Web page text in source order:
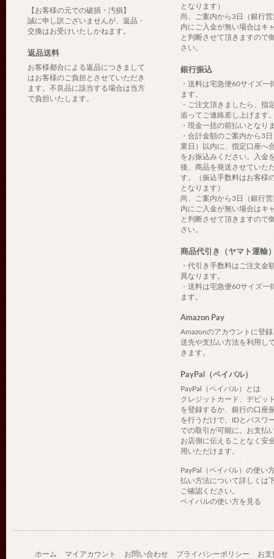
【お客様の元での破損・汚損】
誠に申し訳ございませんが、返品・
交換はお受けいたしかねます。
返品送料
お客様都合による返品につきまして
はお客様のご負担とさせていただき
ます。不良品に該当する場合は当方
で負担いたします。
となります）
尚、ご案内から3日（銀行
内にご入金が無い場合はキ
と判断させて頂きますので
さい。
銀行振込
・送料は宅急便60サイズ一
ます。
・ご注文頂きましたら、指
追ってご連絡差し上げます
・現金一括の前払いとなり
・合計金額のご案内から3
業日）以内に、指定口座へ
をお振込みください。入金
後、商品を発送させていた
す。（振込手数料はお客様
となります）
尚、ご案内から3日（銀行
内にご入金が無い場合はキ
と判断させて頂きますので
さい。
商品代引き（ヤマト運輸
・代引き手数料はご注文金
異なります。
・送料は宅急便60サイズ一
ます。
Amazon Pay
Amazonのアカウントに登
送先や支払い方法を利用し
きます。
PayPal（ペイパル）
PayPal（ペイパル）とは
クレジットカード、デビッ
を登録するか、銀行の口座
を行うだけで、IDとパスワ
での取引が可能に。お支払
お店側に伝えることなく安
用いただけます。
PayPal（ペイパル）の使い
払い方法について詳しくは
ご確認ください。
ペイパルの使い方を見る
ホーム マイアカウント お問い合わせ プライバシーポリシー お支